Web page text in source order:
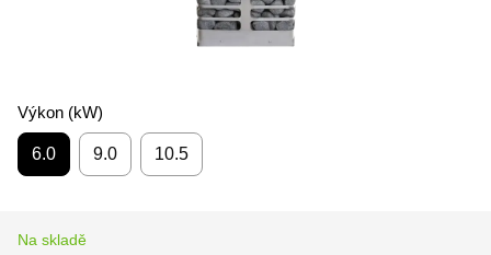
Výkon (kW)
6.0 9.0 10.5
Na skladě